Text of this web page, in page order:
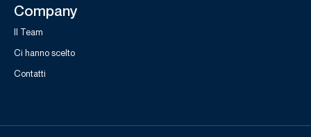
Company
Il Team
Ci hanno scelto
Contatti